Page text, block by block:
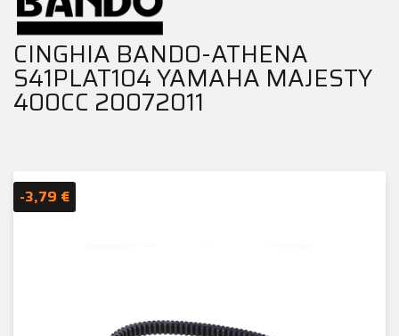
CINGHIA BANDO-ATHENA
S41PLAT104 YAMAHA MAJESTY
400CC 20072011
-3,79 €